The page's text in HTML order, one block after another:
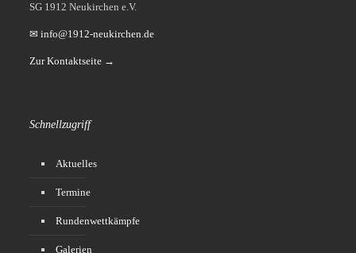
SG 1912 Neukirchen e.V.
✉ info@1912-neukirchen.de
Zur Kontaktseite →
Schnellzugriff
Aktuelles
Termine
Rundenwettkämpfe
Galerien